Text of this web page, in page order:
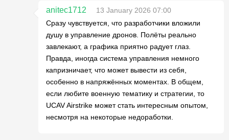
anitec1712
13 January 2026 07:00
Сразу чувствуется, что разработчики вложили
душу в управление дронов. Полёты реально
завлекают, а графика приятно радует глаз.
Правда, иногда система управления немного
капризничает, что может вывести из себя,
особенно в напряжённых моментах. В общем,
если любите военную тематику и стратегии, то
UCAV Airstrike может стать интересным опытом,
несмотря на некоторые недоработки.